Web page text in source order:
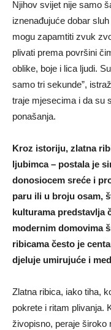
Njihov svijet nije samo
iznenađujuće dobar
mogu zapamtiti zvuk
plivati prema površini
oblike, boje i lica ljudi.
samo tri sekunde”,
traje mjesecima i da su
ponašanja.
Kroz istoriju, zlatna
ljubimca – postala je
donosiocem sreće i
paru ili u broju osam,
kulturama predstavlja
modernim domovima
ribicama često je
djeluje umirujuće i
Zlatna ribica, iako tiha,
pokrete i ritam plivanja.
živopisno, peraje široko